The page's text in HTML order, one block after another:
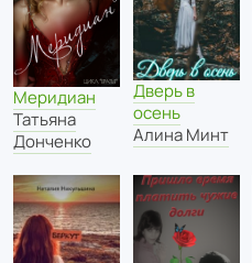
Меридиан
Татьяна
Донченко
Дверь в
осень
Алина Минт